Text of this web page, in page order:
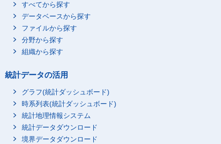
すべてから探す
データベースから探す
ファイルから探す
分野から探す
組織から探す
統計データの活用
グラフ(統計ダッシュボード)
時系列表(統計ダッシュボード)
統計地理情報システム
統計データダウンロード
境界データダウンロード